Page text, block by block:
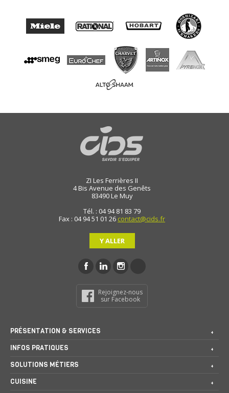
ZI Les Ferrières II
4 Bis Avenue des Genêts
83490Le Muy
Tél. : 04 94 81 83 79
Fax : 04 94 51 01 26 contact@cids.fr
Y ALLER
Rejoignez-nous
sur Facebook
PRÉSENTATION & SERVICES
INFOS PRATIQUES
SOLUTIONS MÉTIERS
CUISINE